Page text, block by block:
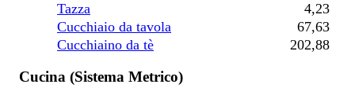
Tazza
4,23
Cucchiaio da tavola
67,63
Cucchiaino da tè
202,88
Cucina (Sistema Metrico)